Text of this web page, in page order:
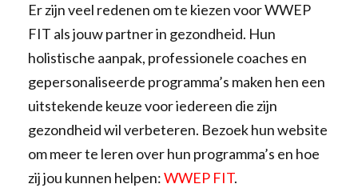
Er zijn veel redenen om te kiezen voor WWEP
FIT als jouw partner in gezondheid. Hun
holistische aanpak, professionele coaches en
gepersonaliseerde programma’s maken hen een
uitstekende keuze voor iedereen die zijn
gezondheid wil verbeteren. Bezoek hun website
om meer te leren over hun programma’s en hoe
zij jou kunnen helpen:WWEP FIT.